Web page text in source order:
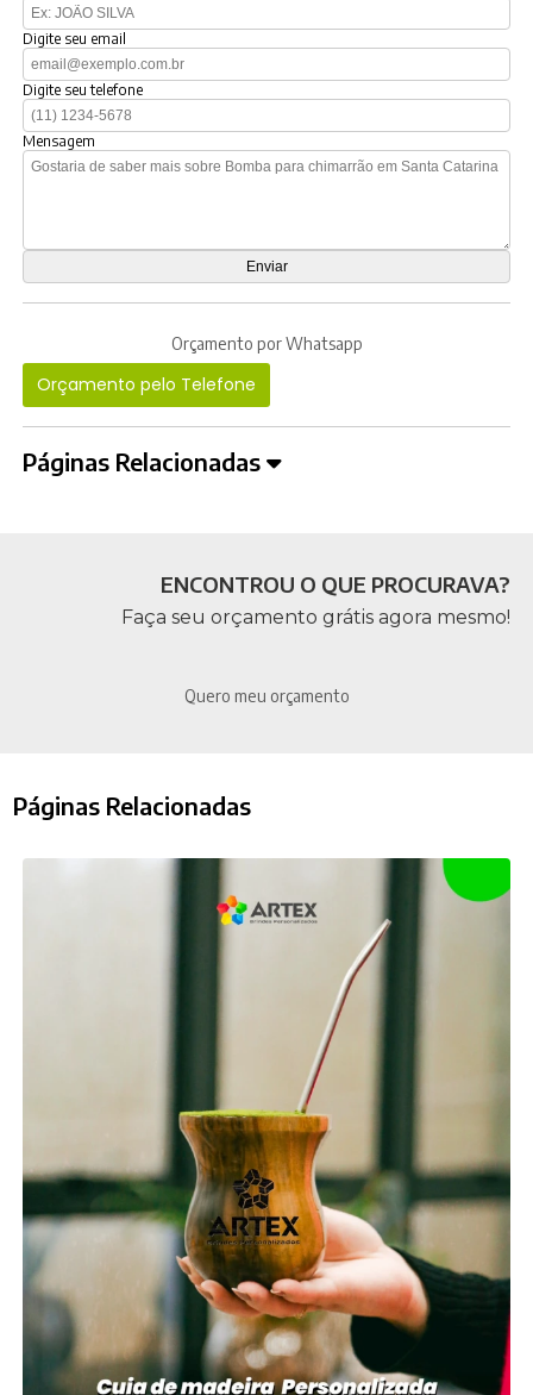
Digite seu email
Digite seu telefone
Mensagem
Orçamento por Whatsapp
Orçamento pelo Telefone
Páginas Relacionadas
ENCONTROU O QUE PROCURAVA?
Faça seu orçamento grátis agora mesmo!
Quero meu orçamento
Páginas Relacionadas